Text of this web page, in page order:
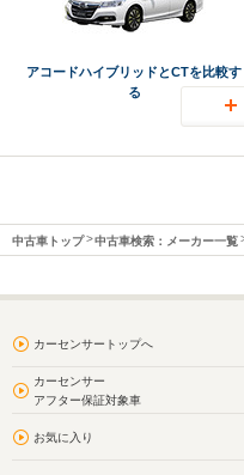
アコードハイブリッドとCTを比較す
る
中古車トップ 中古車検索：メーカー一覧
カーセンサートップへ
カーセンサー
アフター保証対象車
お気に入り